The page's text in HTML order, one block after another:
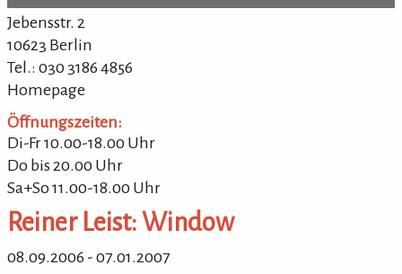
Stadtplan
Jebensstr. 2
10623 Berlin
Tel.: 030 3186 4856
Homepage
Öffnungszeiten:
Di-Fr 10.00-18.00 Uhr
Do bis 20.00 Uhr
Sa+So 11.00-18.00 Uhr
Reiner Leist: Window
08.09.2006 - 07.01.2007